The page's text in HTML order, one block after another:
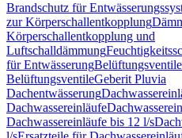
Brandschutz für
zur Körperschallentkopplung
Körperschallentkopplung und
Luftschalldämmung
für EntwässerungBelüftungsventile
BelüftungsventileGeberit Pluvia
Dachentwässerung
Dachwassereinläufe
Dachwassereinläufe bis 12 l/s